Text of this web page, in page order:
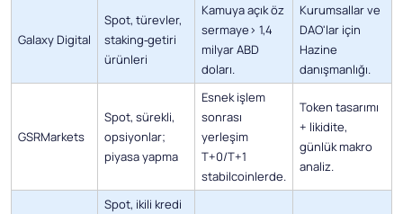
Galaxy Digital
Spot, türevler,
staking‑getiri
ürünleri
Kamuya açık öz
sermaye> 1,4
milyar ABD
doları.
Kurumsallar ve
DAO'lar için
Hazine
danışmanlığı.
GSRMarkets
Spot, sürekli,
opsiyonlar;
piyasa yapma
Esnek işlem
sonrası
yerleşim
T+0/T+1
stabilcoinlerde.
Token tasarımı
+ likidite,
günlük makro
analiz.
Spot, ikili kredi